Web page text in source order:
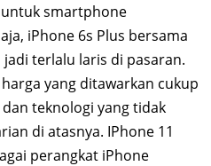
smartphone
iPhone 6s Plus bersama
terlalu laris di pasaran.
yang ditawarkan cukup
teknologi yang tidak
di atasnya. IPhone 11
perangkat iPhone